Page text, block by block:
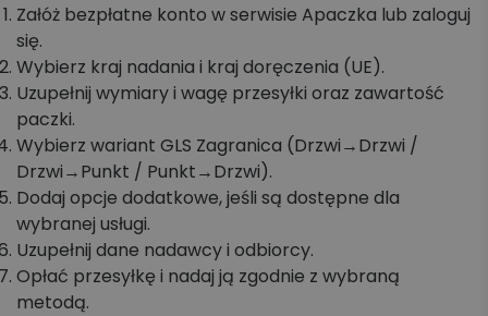
Załóż bezpłatne konto w serwisie Apaczka lub zaloguj
się.
Wybierz kraj nadania i kraj doręczenia (UE).
Uzupełnij wymiary i wagę przesyłki oraz zawartość
paczki.
Wybierz wariant GLS Zagranica (Drzwi→Drzwi /
Drzwi→Punkt / Punkt→Drzwi).
Dodaj opcje dodatkowe, jeśli są dostępne dla
wybranej usługi.
Uzupełnij dane nadawcy i odbiorcy.
Opłać przesyłkę i nadaj ją zgodnie z wybraną
metodą.